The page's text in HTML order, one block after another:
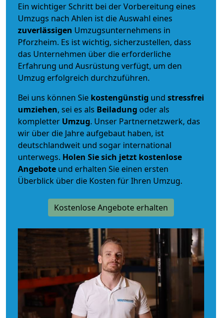
Ein wichtiger Schritt bei der Vorbereitung eines
Umzugs nach Ahlen ist die Auswahl eines
zuverlässigen Umzugsunternehmens in
Pforzheim. Es ist wichtig, sicherzustellen, dass
das Unternehmen über die erforderliche
Erfahrung und Ausrüstung verfügt, um den
Umzug erfolgreich durchzuführen.
Bei uns können Sie kostengünstig und stressfrei
umziehen, sei es als Beiladung oder als
kompletter Umzug. Unser Partnernetzwerk, das
wir über die Jahre aufgebaut haben, ist
deutschlandweit und sogar international
unterwegs. Holen Sie sich jetzt kostenlose
Angebote und erhalten Sie einen ersten
Überblick über die Kosten für Ihren Umzug.
Kostenlose Angebote erhalten